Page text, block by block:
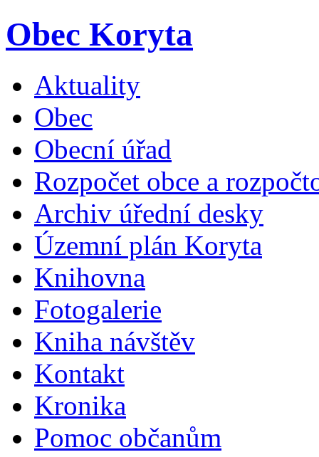
Obec Koryta
Aktuality
Obec
Obecní úřad
Rozpočet obce a
Archiv úřední desky
Územní plán Koryta
Knihovna
Fotogalerie
Kniha návštěv
Kontakt
Kronika
Pomoc občanům